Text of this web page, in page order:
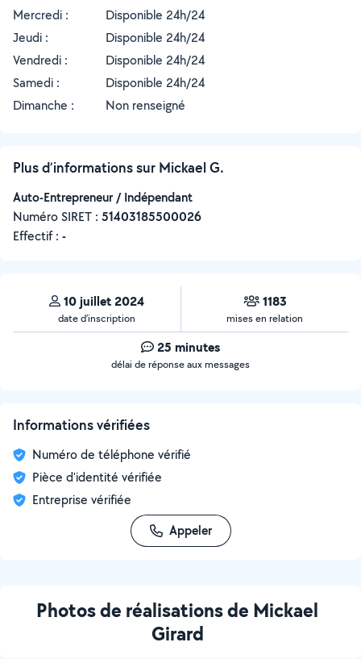
Mercredi :
Disponible 24h/24
Jeudi :
Disponible 24h/24
Vendredi :
Disponible 24h/24
Samedi :
Disponible 24h/24
Dimanche :
Non renseigné
Plus d’informations sur Mickael G.
Auto-Entrepreneur / Indépendant
Numéro SIRET : ‍51403185500026
Effectif : -
10 juillet 2024
date d’inscription
1183
mises en relation
25 minutes
délai de réponse aux messages
Informations vérifiées
Numéro de téléphone vérifié
Pièce d'identité vérifiée
Entreprise vérifiée
Appeler
Photos de réalisations de Mickael
Girard